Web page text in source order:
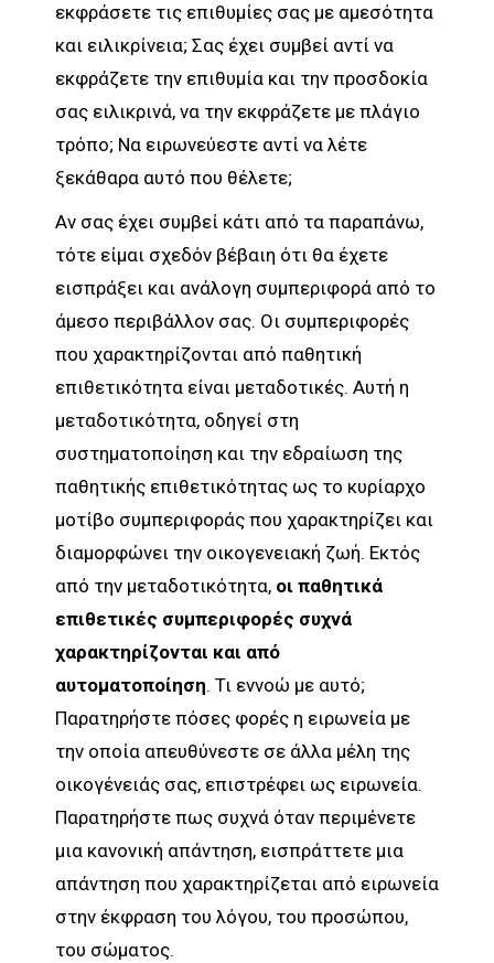
εκφράσετε τις επιθυμίες σας με αμεσότητα
και ειλικρίνεια; Σας έχει συμβεί αντί να
εκφράζετε την επιθυμία και την προσδοκία
σας ειλικρινά, να την εκφράζετε με πλάγιο
τρόπο; Να ειρωνεύεστε αντί να λέτε
ξεκάθαρα αυτό που θέλετε;
Αν σας έχει συμβεί κάτι από τα παραπάνω,
τότε είμαι σχεδόν βέβαιη ότι θα έχετε
εισπράξει και ανάλογη συμπεριφορά από το
άμεσο περιβάλλον σας. Οι συμπεριφορές
που χαρακτηρίζονται από παθητική
επιθετικότητα είναι μεταδοτικές. Αυτή η
μεταδοτικότητα, οδηγεί στη
συστηματοποίηση και την εδραίωση της
παθητικής επιθετικότητας ως το κυρίαρχο
μοτίβο συμπεριφοράς που χαρακτηρίζει και
διαμορφώνει την οικογενειακή ζωή. Εκτός
από την μεταδοτικότητα, οι παθητικά
επιθετικές συμπεριφορές συχνά
χαρακτηρίζονται και από
αυτοματοποίηση. Τι εννοώ με αυτό;
Παρατηρήστε πόσες φορές η ειρωνεία με
την οποία απευθύνεστε σε άλλα μέλη της
οικογένειάς σας, επιστρέφει ως ειρωνεία.
Παρατηρήστε πως συχνά όταν περιμένετε
μια κανονική απάντηση, εισπράττετε μια
απάντηση που χαρακτηρίζεται από ειρωνεία
στην έκφραση του λόγου, του προσώπου,
του σώματος.